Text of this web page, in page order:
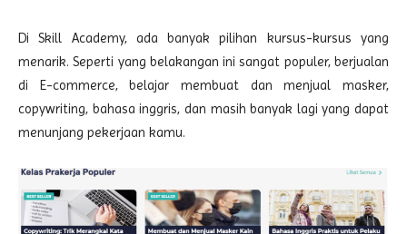
Di Skill Academy, ada banyak pilihan kursus-kursus yang
menarik. Seperti yang belakangan ini sangat populer, berjualan
di E-commerce, belajar membuat dan menjual masker,
copywriting, bahasa inggris, dan masih banyak lagi yang dapat
menunjang pekerjaan kamu.